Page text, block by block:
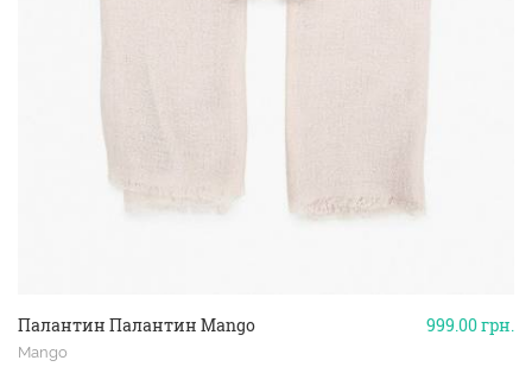
999.00грн.
Палантин Палантин Mango
Mango